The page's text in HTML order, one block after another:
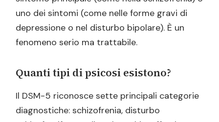
uno dei sintomi (come nelle forme gravi di
depressione o nel disturbo bipolare). È un
fenomeno serio ma trattabile.
Quanti tipi di psicosi esistono?
Il DSM-5 riconosce sette principali categorie
diagnostiche: schizofrenia, disturbo